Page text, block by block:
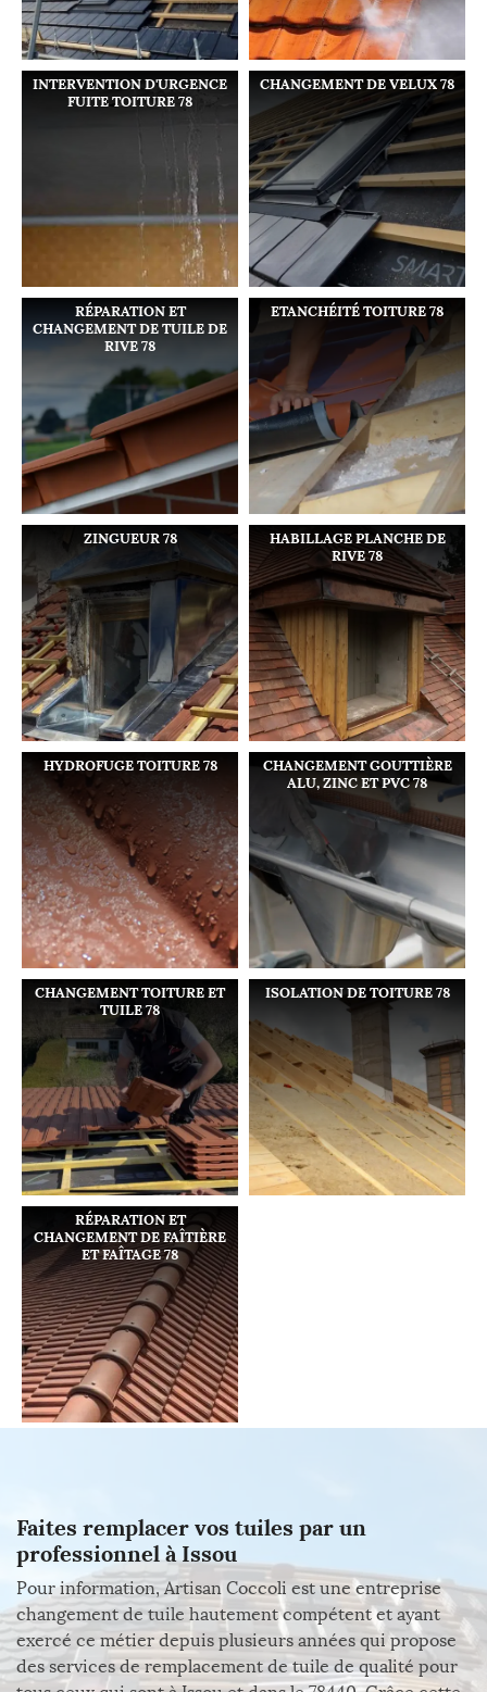
INTERVENTION D'URGENCE
FUITE TOITURE 78
CHANGEMENT DE VELUX 78
RÉPARATION ET
CHANGEMENT DE TUILE DE
RIVE 78
ETANCHÉITÉ TOITURE 78
ZINGUEUR 78
HABILLAGE PLANCHE DE
RIVE 78
HYDROFUGE TOITURE 78
CHANGEMENT GOUTTIÈRE
ALU, ZINC ET PVC 78
CHANGEMENT TOITURE ET
TUILE 78
ISOLATION DE TOITURE 78
RÉPARATION ET
CHANGEMENT DE FAÎTIÈRE
ET FAÎTAGE 78
Faites remplacer vos tuiles par un
professionnel à Issou
Pour information, Artisan Coccoli est une entreprise
changement de tuile hautement compétent et ayant
exercé ce métier depuis plusieurs années qui propose
des services de remplacement de tuile de qualité pour